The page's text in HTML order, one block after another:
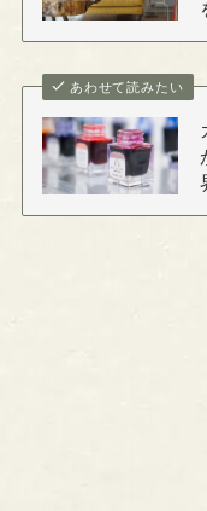
あわせて読みたい